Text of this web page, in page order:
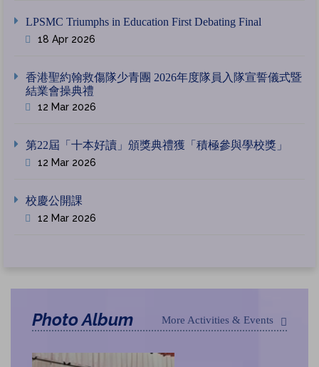
LPSMC Triumphs in Education First Debating Final
18 Apr 2026
香港聖約翰救傷隊少青團 2026年度隊員入隊宣誓儀式暨
結業會操典禮
12 Mar 2026
第22屆「十本好讀」頒獎典禮獲「積極參與學校獎」
12 Mar 2026
校慶公開課
12 Mar 2026
Photo Album More Activities & Events